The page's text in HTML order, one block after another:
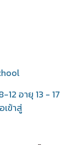
12 อายุ 13 - 17
ข้าสู่